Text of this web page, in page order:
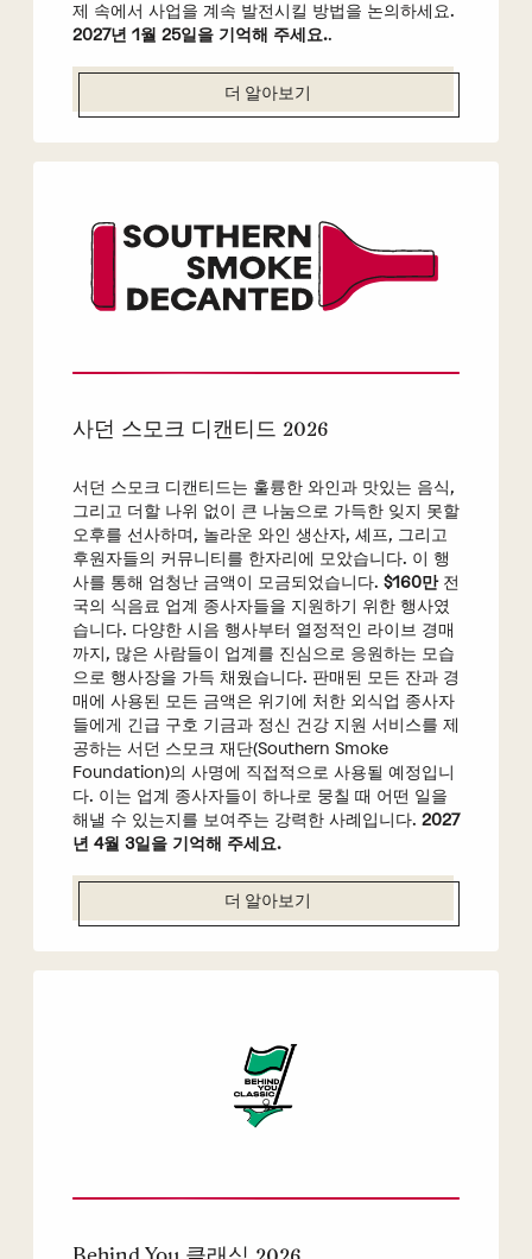
제 속에서 사업을 계속 발전시킬 방법을 논의하세요.
2027년 1월 25일을 기억해 주세요..
더 알아보기
사던 스모크 디캔티드 2026
서던 스모크 디캔티드는 훌륭한 와인과 맛있는 음식,
그리고 더할 나위 없이 큰 나눔으로 가득한 잊지 못할
오후를 선사하며, 놀라운 와인 생산자, 셰프, 그리고
후원자들의 커뮤니티를 한자리에 모았습니다. 이 행
사를 통해 엄청난 금액이 모금되었습니다. $160만전
국의 식음료 업계 종사자들을 지원하기 위한 행사였
습니다. 다양한 시음 행사부터 열정적인 라이브 경매
까지, 많은 사람들이 업계를 진심으로 응원하는 모습
으로 행사장을 가득 채웠습니다. 판매된 모든 잔과 경
매에 사용된 모든 금액은 위기에 처한 외식업 종사자
들에게 긴급 구호 기금과 정신 건강 지원 서비스를 제
공하는 서던 스모크 재단(Southern Smoke
Foundation)의 사명에 직접적으로 사용될 예정입니
다. 이는 업계 종사자들이 하나로 뭉칠 때 어떤 일을
해낼 수 있는지를 보여주는 강력한 사례입니다. 2027
년 4월 3일을 기억해 주세요.
더 알아보기